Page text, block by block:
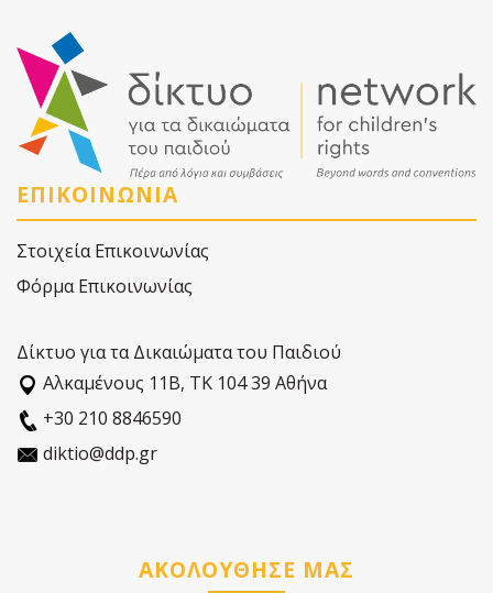
ΕΠΙΚΟΙΝΩΝΙΑ
Στοιχεία Επικοινωνίας
Φόρμα Επικοινωνίας
Δίκτυο για τα Δικαιώματα του Παιδιού
Αλκαµένους 11Β, ΤΚ 104 39 Αθήνα
+30 210 8846590
diktio@ddp.gr
ΑΚΟΛΟΥΘΗΣΕ ΜΑΣ